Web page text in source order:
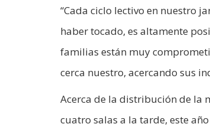
“Cada ciclo lectivo en nuestro
haber tocado, es altamente
familias están muy
cerca nuestro, acercando sus
Acerca de la distribución de la
cuatro salas a la tarde, este